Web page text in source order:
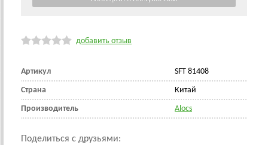
добавить отзыв
Артикул SFT 81408
Страна Китай
Производитель Alocs
Поделиться с друзьями: